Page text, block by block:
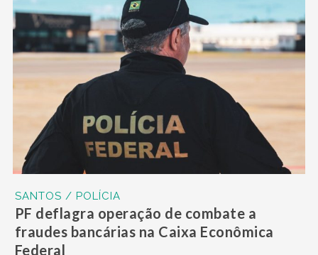
SANTOS / POLÍCIA
PF deflagra operação de combate a
fraudes bancárias na Caixa Econômica
Federal